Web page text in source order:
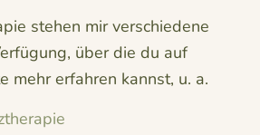
stehen mir verschiedene
über die du auf
mehr erfahren kannst, u. a.